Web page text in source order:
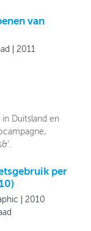
van
2011
Duitsland en
per
2010